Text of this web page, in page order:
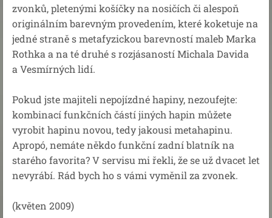
zvonků, pletenými košíčky na nosičích či alespoň
originálním barevným provedením, které koketuje na
jedné straně s metafyzickou barevností maleb Marka
Rothka a na té druhé s rozjásaností Michala Davida
a Vesmírných lidí.
Pokud jste majiteli nepojízdné hapiny, nezoufejte:
kombinací funkčních částí jiných hapin můžete
vyrobit hapinu novou, tedy jakousi metahapinu.
Apropó, nemáte někdo funkční zadní blatník na
starého favorita? V servisu mi řekli, že se už dvacet let
nevyrábí. Rád bych ho s vámi vyměnil za zvonek.
(květen 2009)